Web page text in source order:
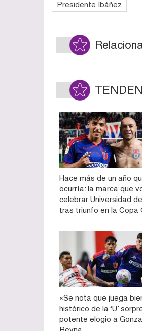
Presidente Ibáñez
Hace más de un año
ocurría: la marca que
celebrar Universidad
tras triunfo en la Copa
«Se nota que juega
histórico de la ‘U’
potente elogio a